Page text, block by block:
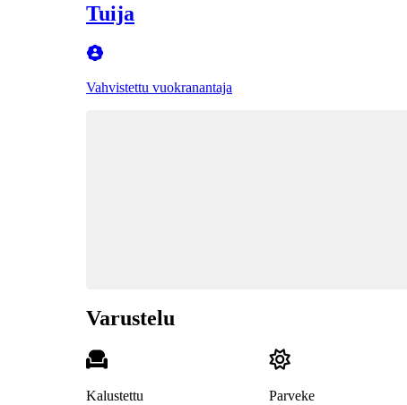
Tuija
Vahvistettu vuokranantaja
Varustelu
Kalustettu Parveke